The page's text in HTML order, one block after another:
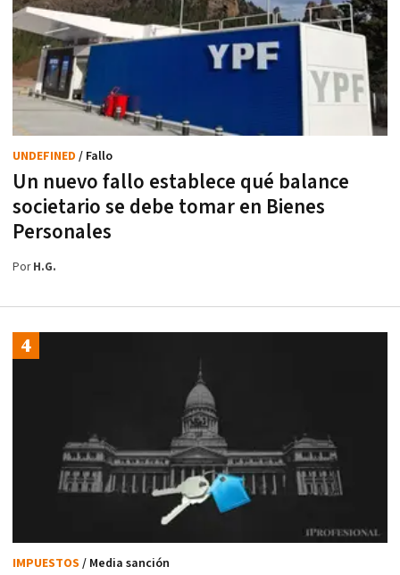
Un nuevo fallo establece qué balance
societario se debe tomar en Bienes
Personales
UNDEFINED / Fallo
PorH.G.
IMPUESTOS / Media sanción